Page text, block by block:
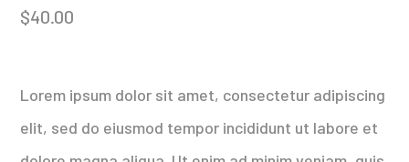
$40.00
Lorem ipsum dolor sit amet, consectetur adipiscing
elit, sed do eiusmod tempor incididunt ut labore et